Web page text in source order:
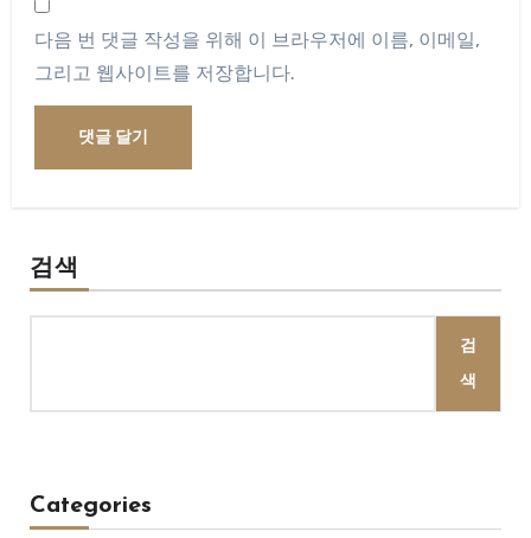
다음 번 댓글 작성을 위해 이 브라우저에 이름, 이메일,
그리고 웹사이트를 저장합니다.
검색
검
색
Categories